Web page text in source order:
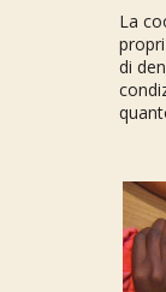
La
di